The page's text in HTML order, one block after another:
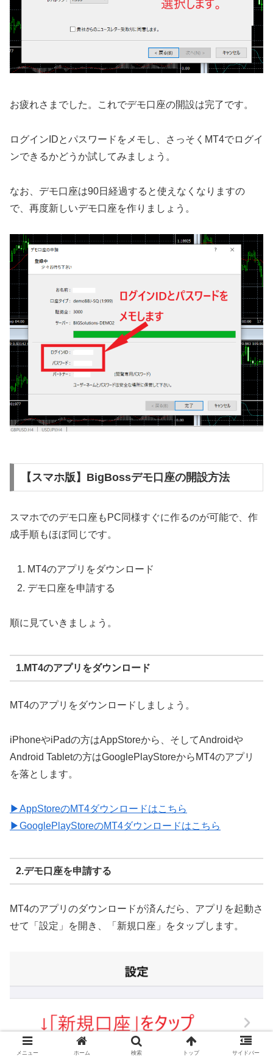
お疲れさまでした。これでデモ口座の開設は完了です。
ログインIDとパスワードをメモし、さっそくMT4でログイ
ンできるかどうか試してみましょう。
なお、デモ口座は90日経過すると使えなくなりますの
で、再度新しいデモ口座を作りましょう。
【スマホ版】BigBossデモ口座の開設方法
スマホでのデモ口座もPC同様すぐに作るのが可能で、作
成手順もほぼ同じです。
MT4のアプリをダウンロード
デモ口座を申請する
順に見ていきましょう。
1.MT4のアプリをダウンロード
MT4のアプリをダウンロードしましょう。
iPhoneやiPadの方はAppStoreから、そしてAndroidや
Android Tabletの方はGooglePlayStoreからMT4のアプリ
を落とします。
▶AppStoreのMT4ダウンロードはこちら
▶GooglePlayStoreのMT4ダウンロードはこちら
2.デモ口座を申請する
MT4のアプリのダウンロードが済んだら、アプリを起動さ
せて「設定」を開き、「新規口座」をタップします。
メニュー ホーム 検索 トップ サイドバー